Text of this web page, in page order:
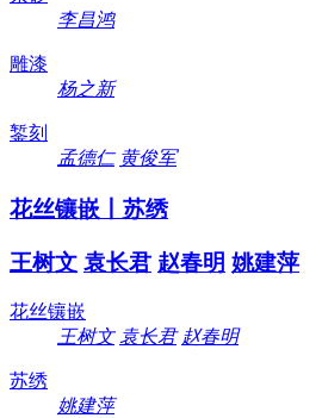
李昌鸿
雕漆
杨之新
錾刻
孟德仁 黄俊军
花丝镶嵌丨苏绣
王树文 袁长君 赵春明 姚建萍
花丝镶嵌
王树文 袁长君 赵春明
苏绣
姚建萍